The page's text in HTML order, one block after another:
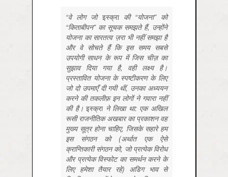
“वे लोग जो इस्क्राकी “योजना” को
“किताबीपन” का सूचक समझते हैं, उन्होंने
योजना का सारतत्व ज़रा भी नहीं समझा है
और वे सोचते हैं कि इस समय सबसे
उपयोगी साधन के रूप में जिस चीज़ का
सुझाव दिया गया है, वही लक्ष्य है।
प्रस्तावित योजना के स्पष्टीकरण के लिए
जो दो उपमाएँ दी गयी थीं, उनका अध्ययन
करने की तकलीफ़ इन लोगों ने गवारा नहीं
की है।इस्क्राने लिखा था: एक अखिल
रूसी राजनीतिक अखबार का प्रकाशन वह
मुख्य सूत्र होना चाहिए, जिसके सहारे हम
इस संगठन को (अर्थात एक ऐसे
क्रान्तिकारी संगठन को, जो प्रत्येक विरोध
और प्रत्येक विस्फोट का समर्थन करने के
लिए हमेशा तैयार रहे) अडिग भाव से